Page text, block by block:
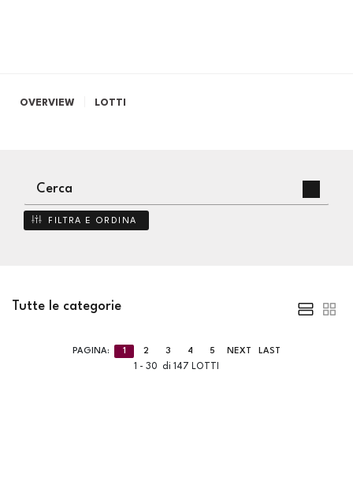
OVERVIEW LOTTI
FILTRA E ORDINA
Tutte le categorie
1 - 30 di 147 LOTTI
PAGINA: 1 2 3 4 5 NEXT LAST